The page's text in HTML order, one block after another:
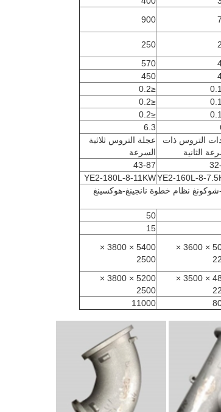
900
250
570
450
≤0.2
≤0.2
≤0.2
6.3
التروس ذات
الثانية
عجلة التروس ثلاثية
السرعة
43-87
YE2-160L-8-
YE2-180L-8-11KW
نظام خطوة نانجينغ-هوكسينغ
50
15
5000 × 3600 ×
5400 × 3800 ×
2500
4800 × 3500 ×
5200 × 3800 ×
2500
11000